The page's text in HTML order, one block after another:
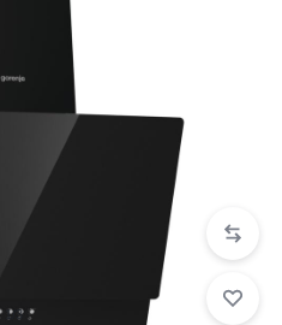
1/3